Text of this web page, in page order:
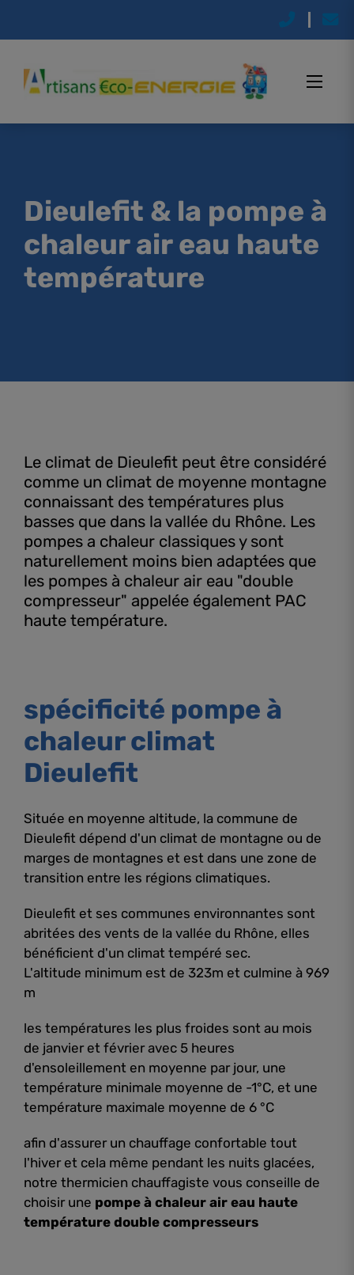
Dieulefit & la pompe à
chaleur air eau haute
température
Le climat de Dieulefit peut être considéré
comme un climat de moyenne montagne
connaissant des températures plus
basses que dans la vallée du Rhône. Les
pompes a chaleur classiques y sont
naturellement moins bien adaptées que
les pompes à chaleur air eau "double
compresseur" appelée également PAC
haute température.
spécificité pompe à
chaleur climat
Dieulefit
Située en moyenne altitude, la commune de
Dieulefit dépend d'un climat de montagne ou de
marges de montagnes et est dans une zone de
transition entre les régions climatiques.
Dieulefit et ses communes environnantes sont
abritées des vents de la vallée du Rhône, elles
bénéficient d'un climat tempéré sec.
L'altitude minimum est de 323m et culmine à 969
m
les températures les plus froides sont au mois
de janvier et février avec 5 heures
d'ensoleillement en moyenne par jour, une
température minimale moyenne de -1°C, et une
température maximale moyenne de 6 °C
afin d'assurer un chauffage confortable tout
l'hiver et cela même pendant les nuits glacées,
notre thermicien chauffagiste vous conseille de
choisir une pompe à chaleur air eau haute
température double compresseurs